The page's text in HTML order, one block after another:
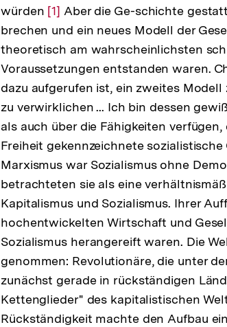
würden Zur
Auflösung
der
Fußnote
[1] Aber die Ge-schichte
brechen und ein neues Modell der
theoretisch am wahrscheinlichsten
Voraussetzungen entstanden waren.
dazu aufgerufen ist, ein zweites
zu verwirklichen ... Ich bin dessen
als auch über die Fähigkeiten
Freiheit gekennzeichnete
Marxismus war Sozialismus ohne
betrachteten sie als eine
Kapitalismus und Sozialismus. Ihrer
hochentwickelten Wirtschaft und
Sozialismus herangereift waren. Die
genommen: Revolutionäre, die unter
zunächst gerade in rückständigen
Kettenglieder" des kapitalistischen
Rückständigkeit machte den Aufbau